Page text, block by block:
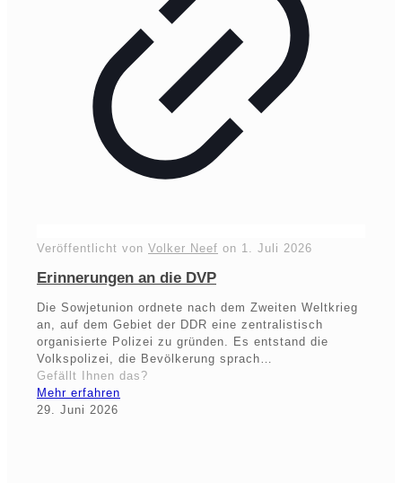
Veröffentlicht von Volker Neef on 1. Juli 2026
Erinnerungen an die DVP
Die Sowjetunion ordnete nach dem Zweiten Weltkrieg
an, auf dem Gebiet der DDR eine zentralistisch
organisierte Polizei zu gründen. Es entstand die
Volkspolizei, die Bevölkerung sprach…
Gefällt Ihnen das?
Mehr erfahren
29. Juni 2026